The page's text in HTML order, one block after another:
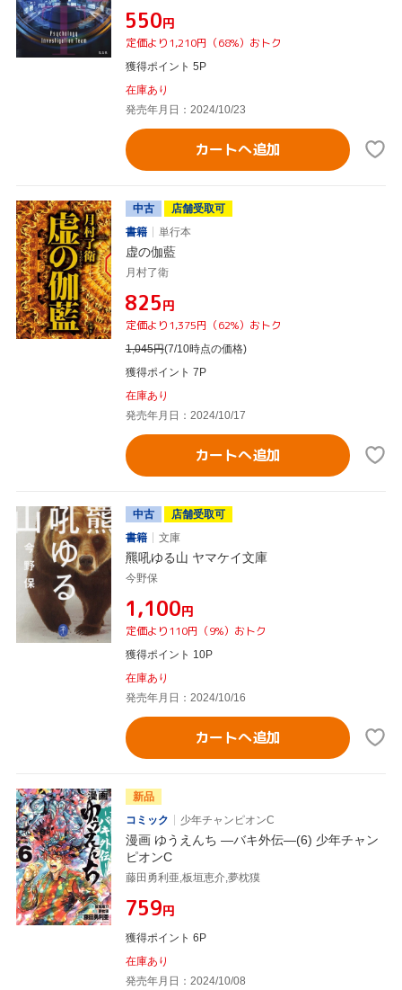
¥550円
定価より1,210円（68%）おトク
獲得ポイント 5P
在庫あり
発売年月日：2024/10/23
カートへ追加
中古
店舗受取可
書籍
単行本
虚の伽藍
月村了衛
¥825円
定価より1,375円（62%）おトク
1,045円(7/10時点の価格)
獲得ポイント 7P
在庫あり
発売年月日：2024/10/17
カートへ追加
中古
店舗受取可
書籍
文庫
羆吼ゆる山 ヤマケイ文庫
今野保
¥1,100円
定価より110円（9%）おトク
獲得ポイント 10P
在庫あり
発売年月日：2024/10/16
カートへ追加
新品
コミック
少年チャンピオンC
漫画 ゆうえんち ―バキ外伝―(6) 少年チャン
ピオンC
藤田勇利亜,板垣恵介,夢枕獏
¥759円
獲得ポイント 6P
在庫あり
発売年月日：2024/10/08